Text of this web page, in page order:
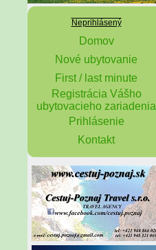
Neprihlásený
Domov
Nové ubytovanie
First / last minute
Registrácia Vášho
ubytovacieho zariadenia
Prihlásenie
Kontakt